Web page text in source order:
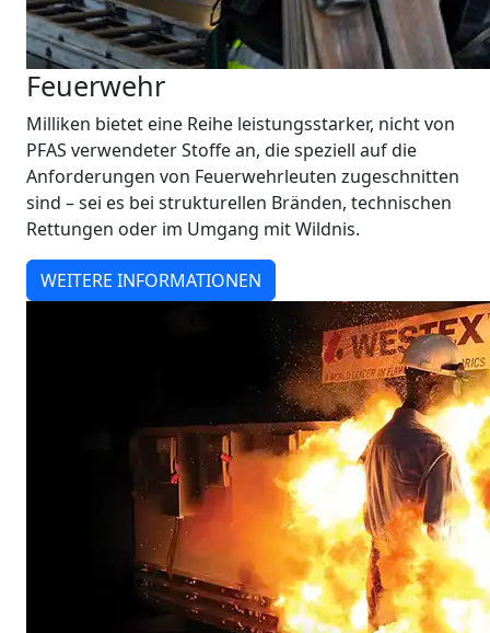
Feuerwehr
Milliken bietet eine Reihe leistungsstarker, nicht von
PFAS verwendeter Stoffe an, die speziell auf die
Anforderungen von Feuerwehrleuten zugeschnitten
sind – sei es bei strukturellen Bränden, technischen
Rettungen oder im Umgang mit Wildnis.
WEITERE INFORMATIONEN